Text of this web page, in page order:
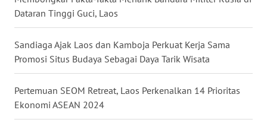
Dataran Tinggi Guci, Laos
Sandiaga Ajak Laos dan Kamboja Perkuat Kerja Sama
Promosi Situs Budaya Sebagai Daya Tarik Wisata
Pertemuan SEOM Retreat, Laos Perkenalkan 14 Prioritas
Ekonomi ASEAN 2024
WN
NTT
WN
KEPRI